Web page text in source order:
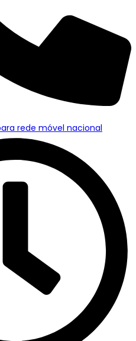
rede móvel nacional